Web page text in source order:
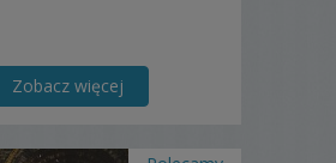
Zobacz więcej